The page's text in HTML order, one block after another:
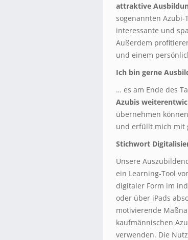
attraktive
sogenannten Azubi-
interessante und
Außerdem
und einem
Ich bin gerne
… es am Ende des
Azubis
übernehmen
und erfüllt mich mit
Stichwort
Unsere
ein Learning-Tool
digitaler Form im
oder über iPads
motivierende
kaufmännischen
verwenden. Die